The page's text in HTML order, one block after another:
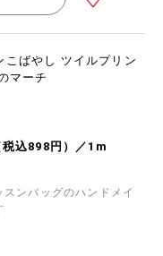
こばやし ツイルプリン
マーチ
込898円）／1m
ンバッグのハンドメイ